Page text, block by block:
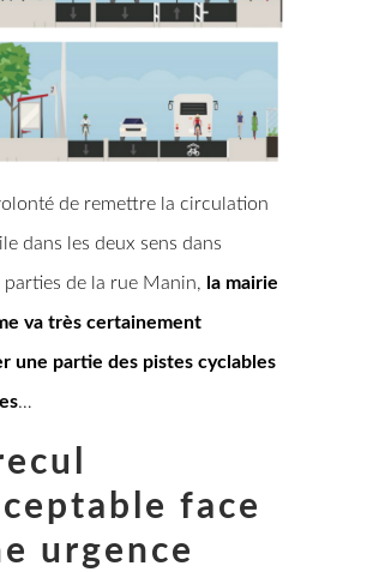
de remettre la circulation
dans les deux sens dans
parties de la rue Manin, la mairie
va très certainement
une partie des pistes cyclables
…
face
urgence